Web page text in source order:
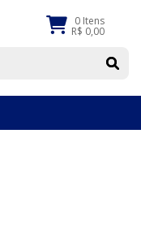
0 Itens
R$ 0,00